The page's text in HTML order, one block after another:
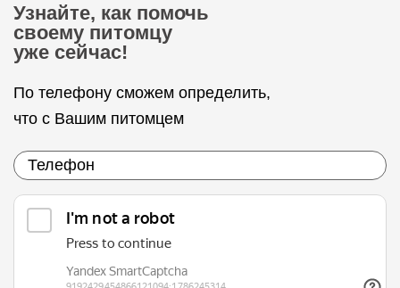
Узнайте, как помочь
своему питомцу
уже сейчас!
По телефону сможем определить,
что с Вашим питомцем